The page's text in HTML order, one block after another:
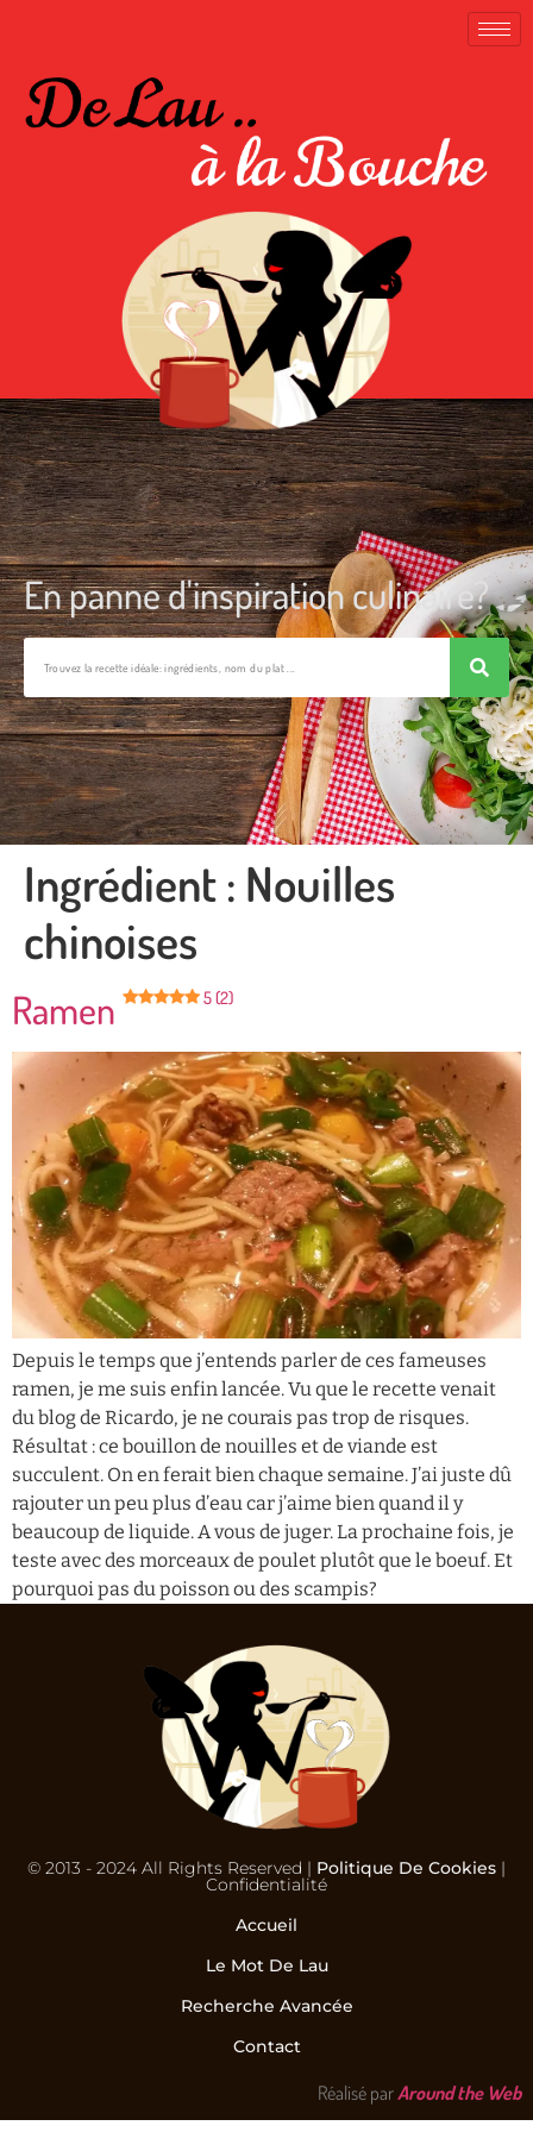
En panne d'inspiration culinaire?
Ingrédient : Nouilles
chinoises
Ramen 5 (2)
Depuis le temps que j’entends parler de ces fameuses
ramen, je me suis enfin lancée. Vu que le recette venait
du blog de Ricardo, je ne courais pas trop de risques.
Résultat : ce bouillon de nouilles et de viande est
succulent. On en ferait bien chaque semaine. J’ai juste dû
rajouter un peu plus d’eau car j’aime bien quand il y
beaucoup de liquide. A vous de juger. La prochaine fois, je
teste avec des morceaux de poulet plutôt que le boeuf. Et
pourquoi pas du poisson ou des scampis?
© 2013 - 2024 All Rights Reserved | Politique De Cookies |
Confidentialité
Accueil
Le Mot De Lau
Recherche Avancée
Contact
Réalisé parAround the Web